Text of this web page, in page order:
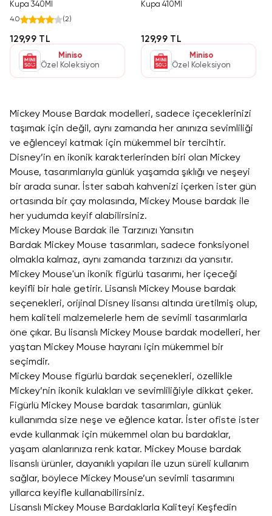
Kupa 340Ml
4.0 (2)
129,99 TL
Miniso
Özel Koleksiyon
Kupa 410Ml
129,99 TL
Miniso
Özel Koleksiyon
Mickey Mouse Bardak modelleri, sadece içeceklerinizi
taşımak için değil, aynı zamanda her anınıza sevimliliği
ve eğlenceyi katmak için mükemmel bir tercihtir.
Disney’in en ikonik karakterlerinden biri olan Mickey
Mouse, tasarımlarıyla günlük yaşamda şıklığı ve neşeyi
bir arada sunar. İster sabah kahvenizi içerken ister gün
ortasında bir çay molasında, Mickey Mouse bardak ile
her yudumda keyif alabilirsiniz.
Mickey Mouse Bardak ile Tarzınızı Yansıtın
Bardak Mickey Mouse tasarımları, sadece fonksiyonel
olmakla kalmaz, aynı zamanda tarzınızı da yansıtır.
Mickey Mouse'un ikonik figürlü tasarımı, her içeceği
keyifli bir hale getirir. Lisanslı Mickey Mouse bardak
seçenekleri, orijinal Disney lisansı altında üretilmiş olup,
hem kaliteli malzemelerle hem de sevimli tasarımlarla
öne çıkar. Bu lisanslı Mickey Mouse bardak modelleri, her
yaştan Mickey Mouse hayranı için mükemmel bir
seçimdir.
Mickey Mouse figürlü bardak seçenekleri, özellikle
Mickey’nin ikonik kulakları ve sevimliliğiyle dikkat çeker.
Figürlü Mickey Mouse bardak tasarımları, günlük
kullanımda size neşe ve eğlence katar. İster ofiste ister
evde kullanmak için mükemmel olan bu bardaklar,
yaşam alanlarınıza renk katar. Mickey Mouse bardak
lisanslı ürünler, dayanıklı yapıları ile uzun süreli kullanım
sağlar, böylece Mickey Mouse’un sevimli tasarımını
yıllarca keyifle kullanabilirsiniz.
Lisanslı Mickey Mouse Bardaklarla Kaliteyi Keşfedin